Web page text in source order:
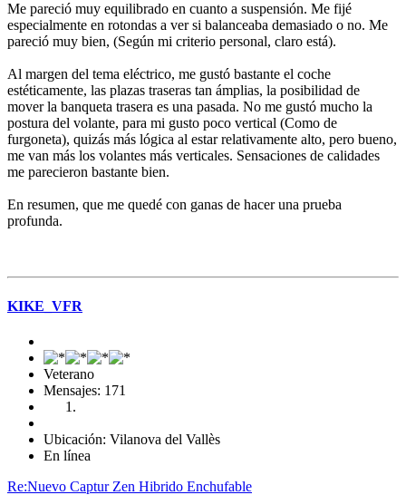
Me pareció muy equilibrado en cuanto a suspensión. Me fijé
especialmente en rotondas a ver si balanceaba demasiado o no. Me
pareció muy bien, (Según mi criterio personal, claro está).
Al margen del tema eléctrico, me gustó bastante el coche
estéticamente, las plazas traseras tan ámplias, la posibilidad de
mover la banqueta trasera es una pasada. No me gustó mucho la
postura del volante, para mi gusto poco vertical (Como de
furgoneta), quizás más lógica al estar relativamente alto, pero bueno,
me van más los volantes más verticales. Sensaciones de calidades
me parecieron bastante bien.
En resumen, que me quedé con ganas de hacer una prueba
profunda.
KIKE_VFR
Veterano
Mensajes: 171
Ubicación: Vilanova del Vallès
En línea
Re:Nuevo Captur Zen Hibrido Enchufable